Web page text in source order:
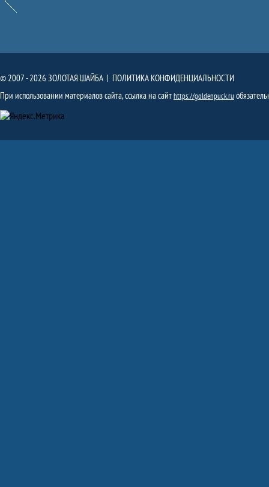
© 2007 - 2026 ЗОЛОТАЯ ШАЙБА | ПОЛИТИКА КОНФИДЕНЦИАЛЬНОСТИ
При использовании материалов сайта, ссылка на сайтhttps://goldenpuck.ru